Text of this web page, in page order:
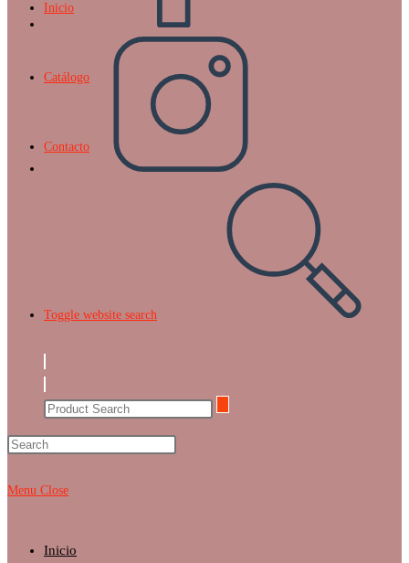
Inicio
Catálogo
Contacto
Toggle website search
Menu Close
Inicio